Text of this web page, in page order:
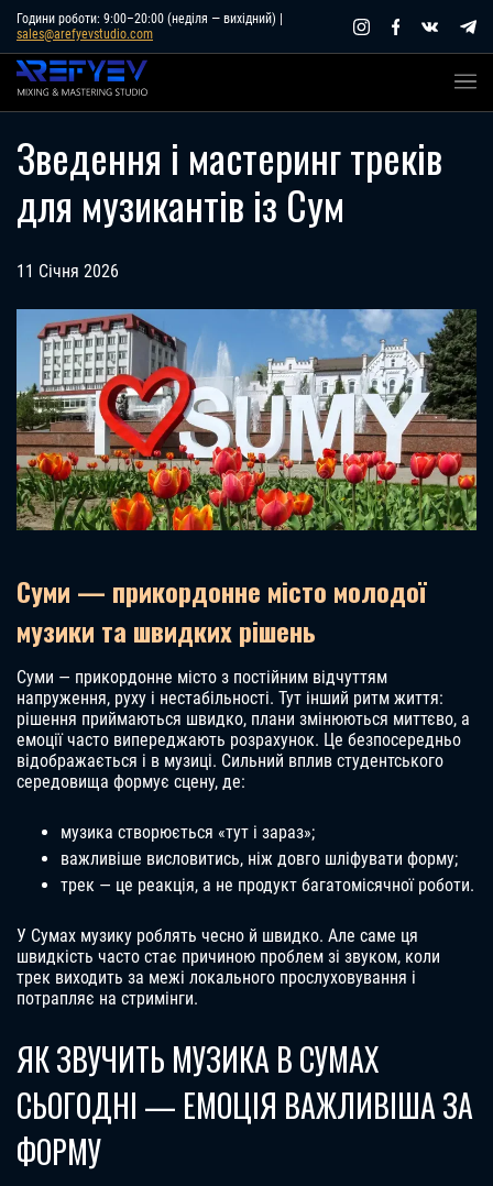
Skip
content
Години роботи: 9:00–20:00 (неділя — вихідний) |
sales@arefyevstudio.com
Зведення і мастеринг треків
для музикантів із Сум
11 Січня 2026
Суми — прикордонне місто молодої
музики та швидких рішень
Суми — прикордонне місто з постійним відчуттям
напруження, руху і нестабільності. Тут інший ритм життя:
рішення приймаються швидко, плани змінюються миттєво, а
емоції часто випереджають розрахунок. Це безпосередньо
відображається і в музиці. Сильний вплив студентського
середовища формує сцену, де:
музика створюється «тут і зараз»;
важливіше висловитись, ніж довго шліфувати форму;
трек — це реакція, а не продукт багатомісячної роботи.
У Сумах музику роблять чесно й швидко. Але саме ця
швидкість часто стає причиною проблем зі звуком, коли
трек виходить за межі локального прослуховування і
потрапляє на стримінги.
ЯК ЗВУЧИТЬ МУЗИКА В СУМАХ
СЬОГОДНІ — ЕМОЦІЯ ВАЖЛИВІША ЗА
ФОРМУ